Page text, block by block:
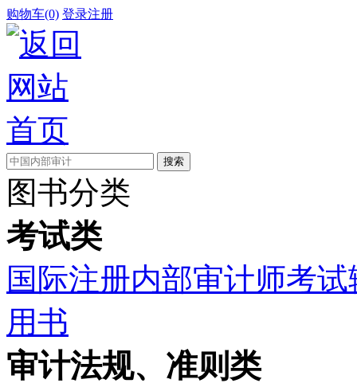
购物车(0) 登录注册
图书分类
考试类
国际注册内部审计师考
用书
审计法规、准则类